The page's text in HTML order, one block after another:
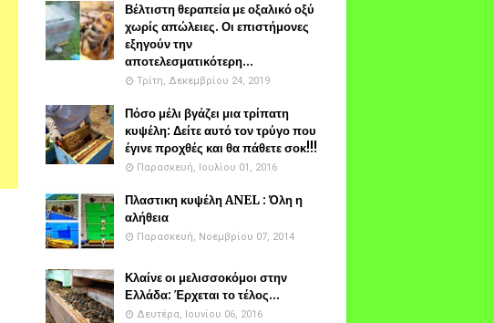
Βέλτιστη θεραπεία με οξαλικό οξύ
χωρίς απώλειες. Οι επιστήμονες
εξηγούν την
αποτελεσματικότερη...
Τρίτη, Δεκεμβρίου 24, 2019
Πόσο μέλι βγάζει μια τρίπατη
κυψέλη: Δείτε αυτό τον τρύγο που
έγινε προχθές και θα πάθετε σοκ!!!
Παρασκευή, Ιουλίου 01, 2016
Πλαστικη κυψέλη ANEL : Όλη η
αλήθεια
Παρασκευή, Νοεμβρίου 07, 2014
Κλαίνε οι μελισσοκόμοι στην
Ελλάδα: Έρχεται το τέλος...
Δευτέρα, Ιουνίου 06, 2016